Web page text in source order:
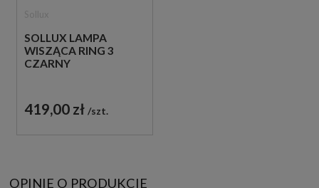
SOLLUX LAMPA
WISZĄCA RING 3
CZARNY
419,00 zł szt.
OPINIE O PRODUKCIE